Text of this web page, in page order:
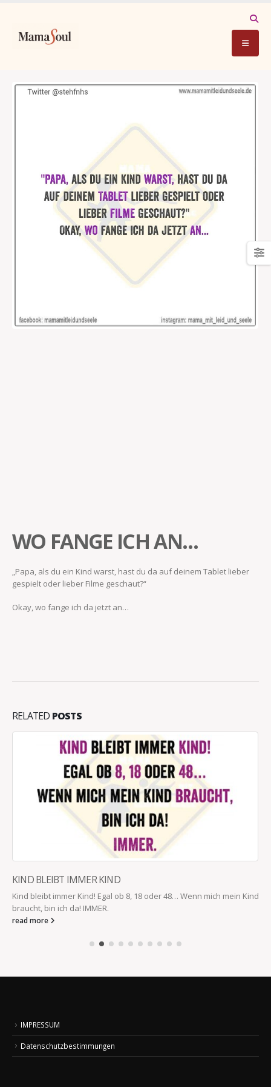
WO FANGE ICH AN…
„Papa, als du ein Kind warst, hast du da auf deinem Tablet lieber
gespielt oder lieber Filme geschaut?“
Okay, wo fange ich da jetzt an…
RELATED POSTS
KIND BLEIBT IMMER KIND
Kind bleibt immer Kind! Egal ob 8, 18 oder 48… Wenn mich mein Kind
braucht, bin ich da! IMMER.
read more
IMPRESSUM
Datenschutzbestimmungen